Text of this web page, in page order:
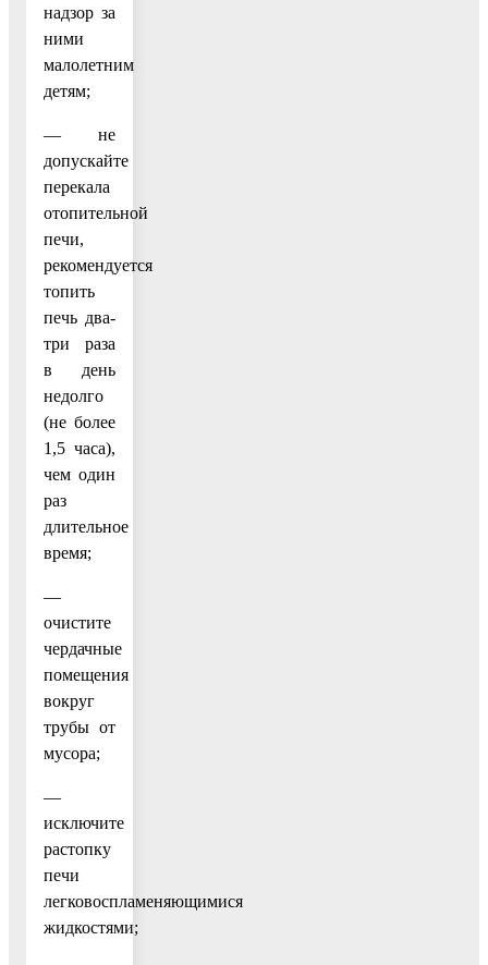
надзор за
ними
малолетним
детям;
— не
допускайте
перекала
отопительной
печи,
рекомендуется
топить
печь два-
три раза
в день
недолго
(не более
1,5 часа),
чем один
раз
длительное
время;
—
очистите
чердачные
помещения
вокруг
трубы от
мусора;
—
исключите
растопку
печи
легковоспламеняющимися
жидкостями;